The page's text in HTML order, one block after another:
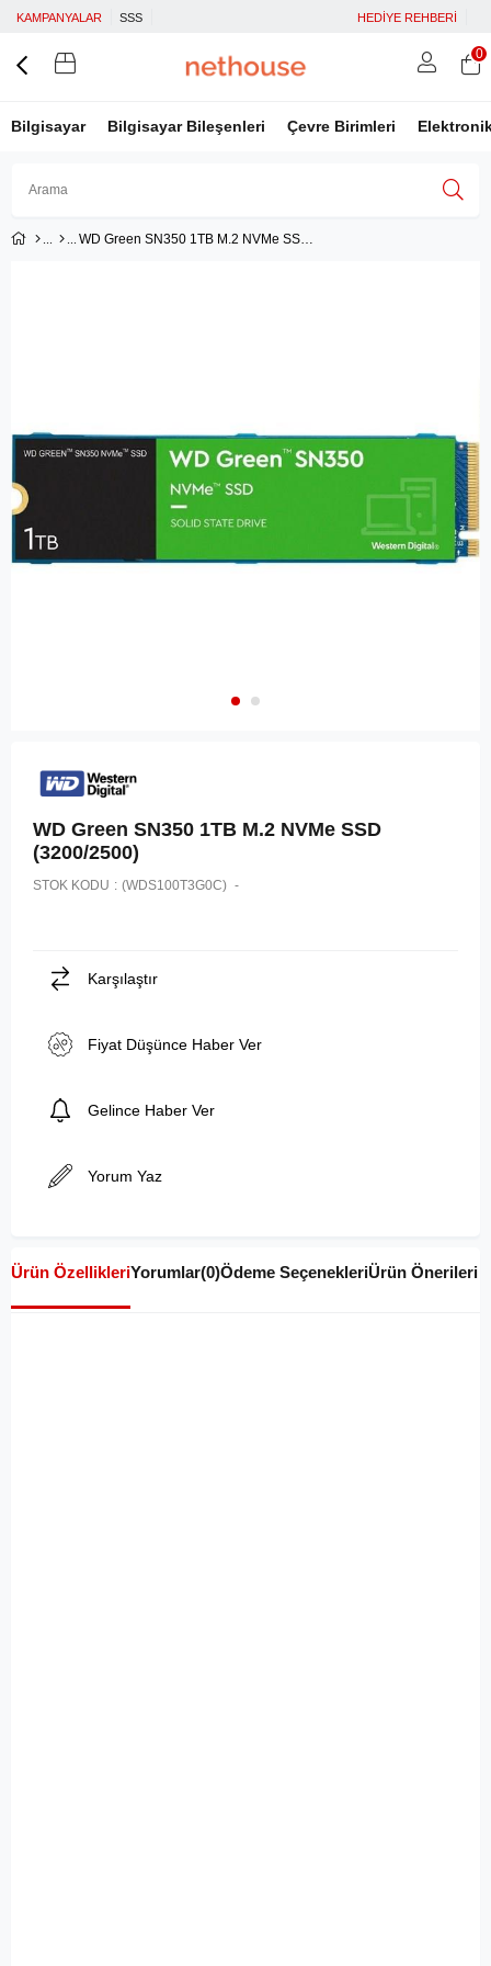
KAMPANYALAR SSS HEDİYE REHBERİ
Bilgisayar Bilgisayar Bileşenleri Çevre Birimleri
0
WD Green SN350 1TB M.2 NVMe SSD (3200/2500)
WD Green SN350 1TB M.2 NVMe SSD
(3200/2500)
STOK KODU (WDS100T3G0C)
Karşılaştır
Fiyat Düşünce Haber Ver
Gelince Haber Ver
Yorum Yaz
Ürün ÖzellikleriYorumlar(0)Ödeme SeçenekleriÜrün Önerileri